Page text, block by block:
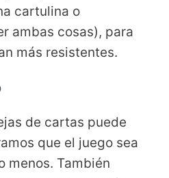
cartulina o
ambas cosas), para
más resistentes.
de cartas puede
que el juego sea
menos. También